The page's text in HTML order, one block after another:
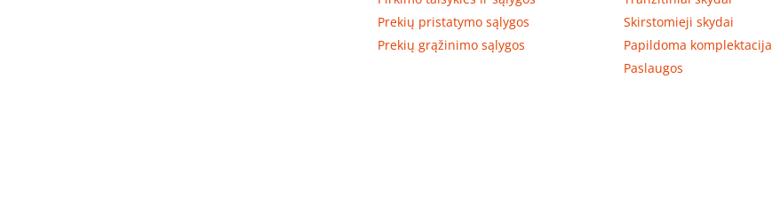
Prekių pristatymo sąlygos
Prekių grąžinimo sąlygos
Skirstomieji skydai
Papildoma komplektacija
Paslaugos